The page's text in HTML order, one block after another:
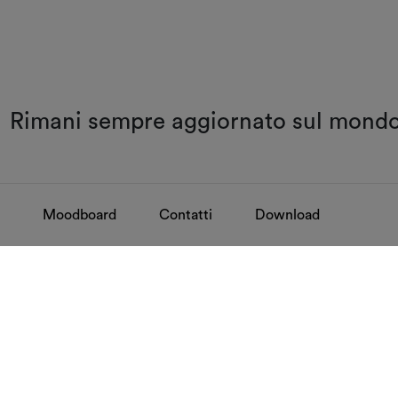
Rimani sempre aggiornato sul
Moodboard Contatti Download